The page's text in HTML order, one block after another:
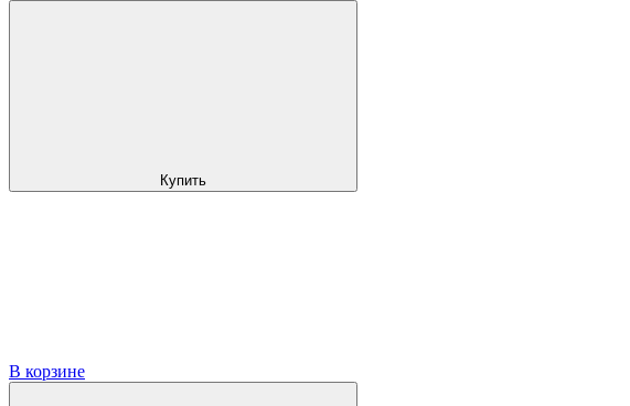
Купить
В корзине